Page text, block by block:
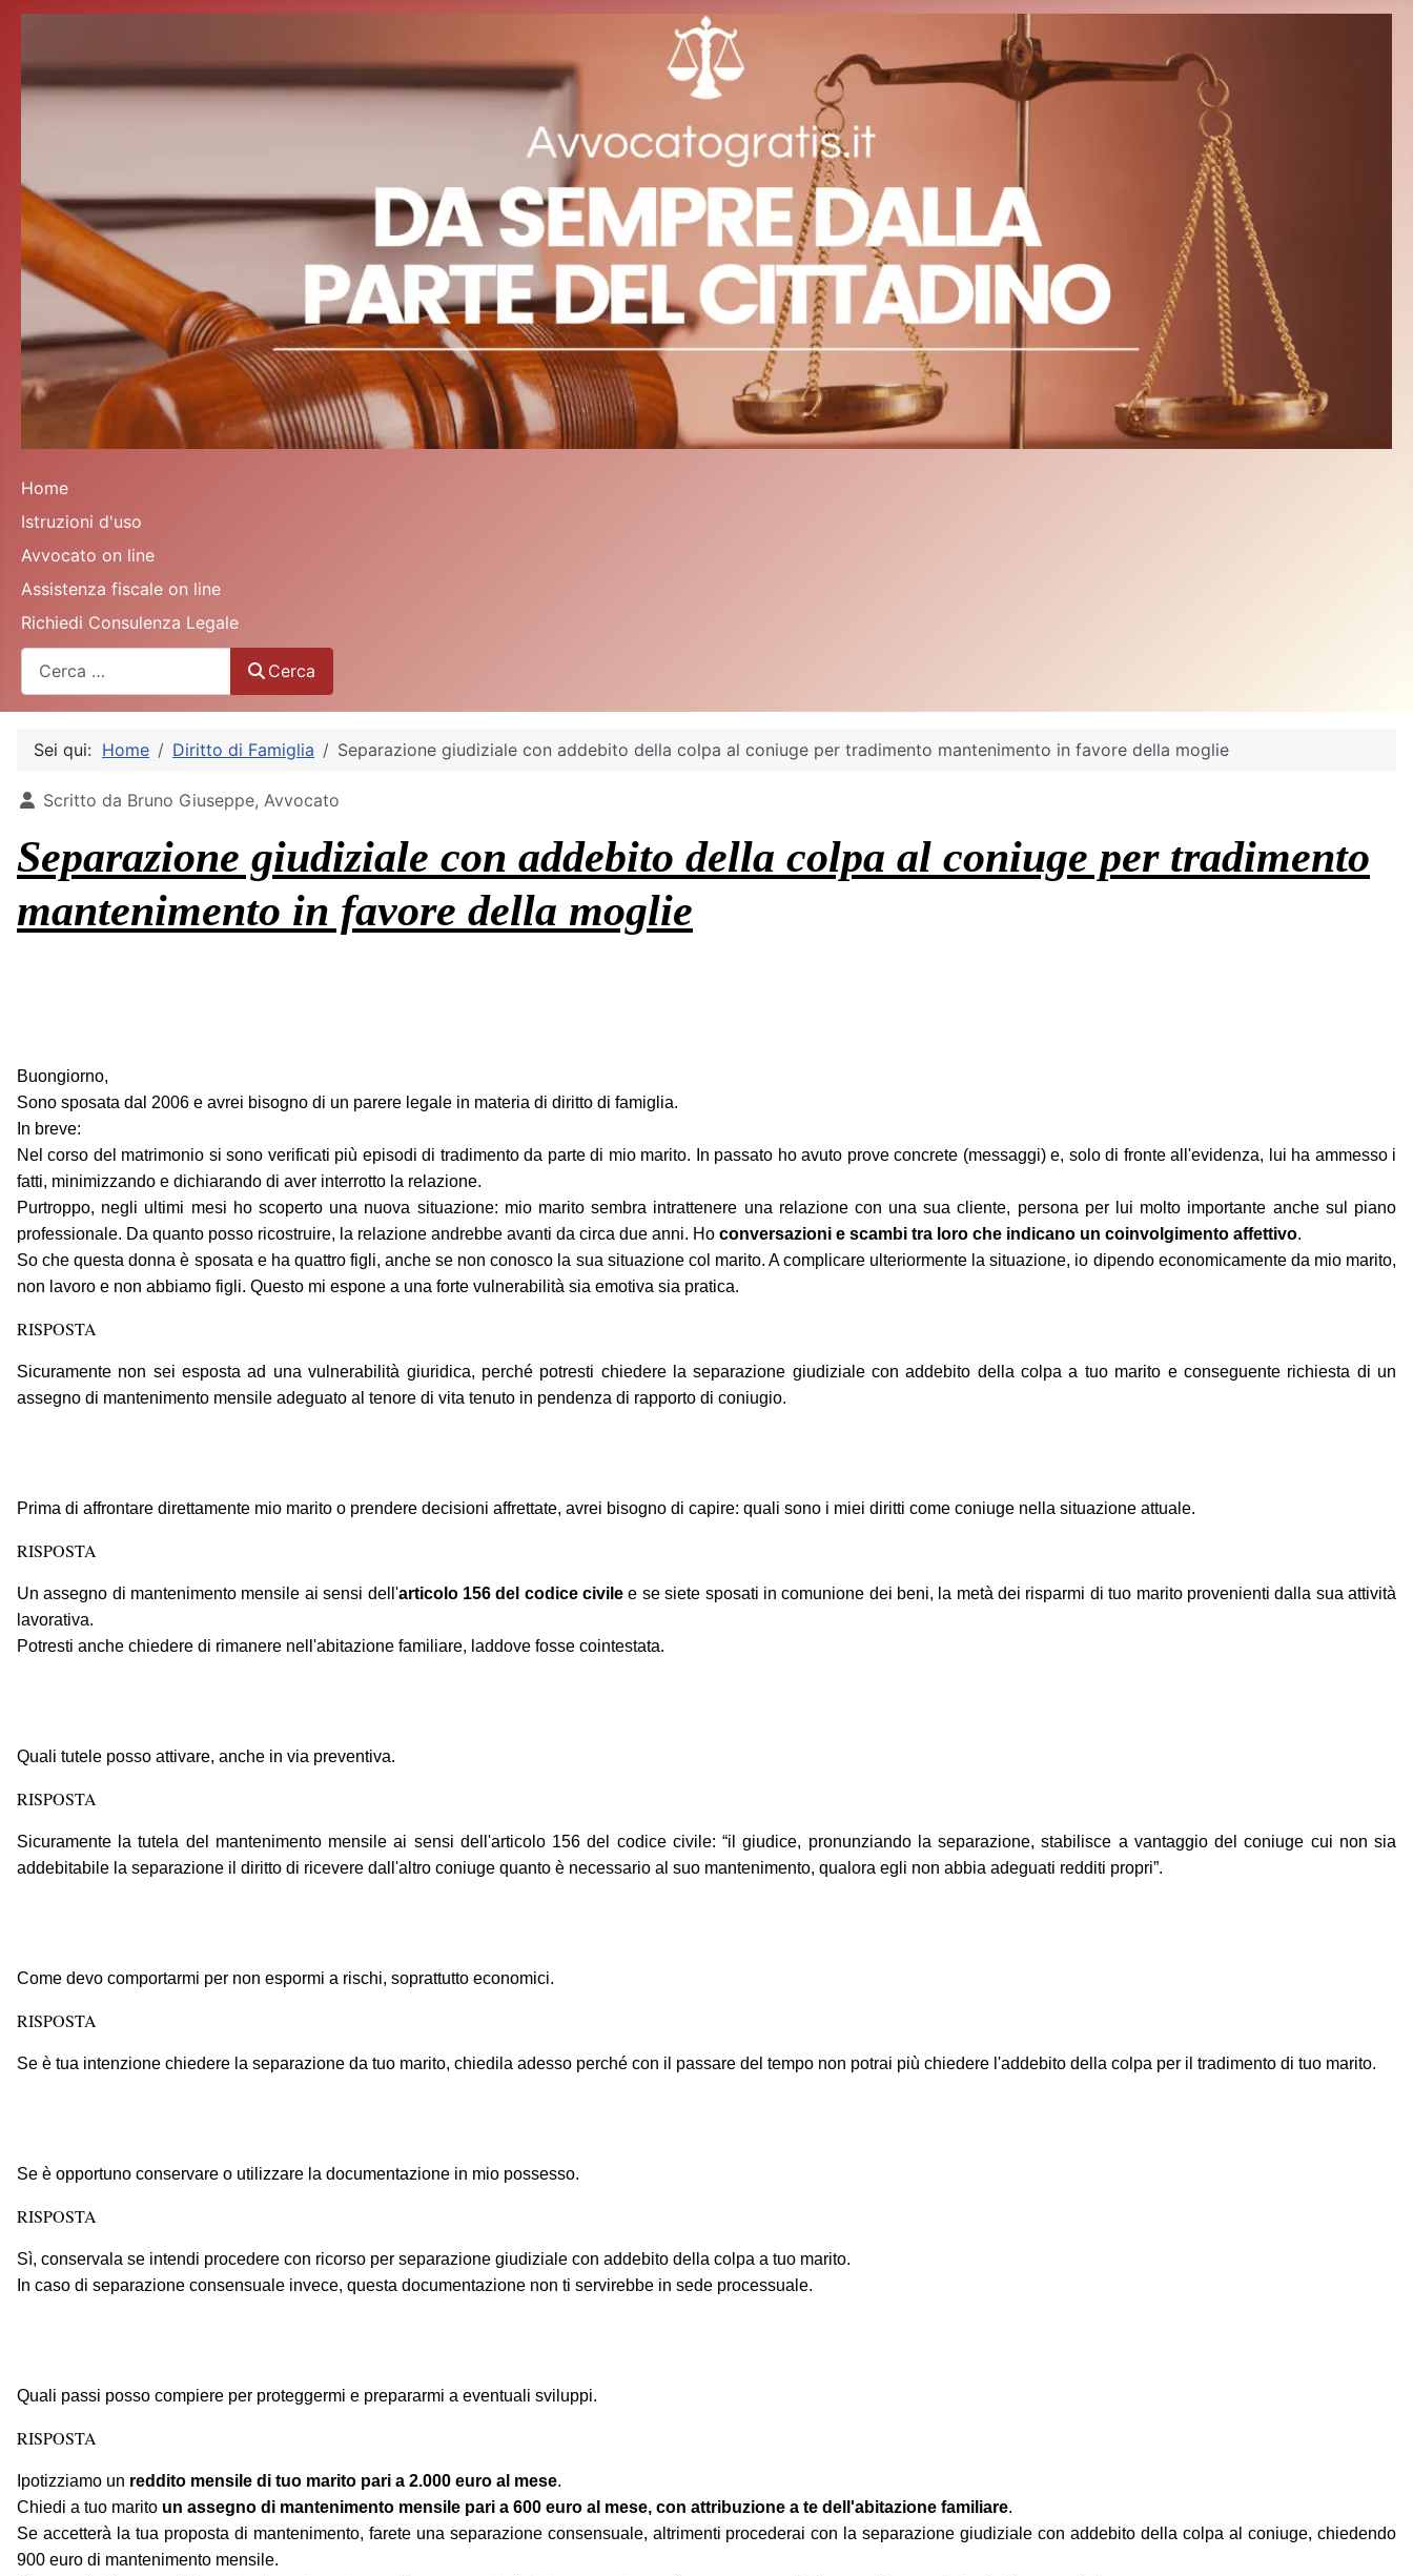
Home
Istruzioni d'uso
Avvocato on line
Assistenza fiscale on line
Richiedi Consulenza Legale
Cerca
Sei qui: Home Diritto di Famiglia Separazione giudiziale con addebito della colpa al coniuge per tradimento mantenimento in favore della moglie
Dettagli
Scritto da Bruno Giuseppe, Avvocato
Separazione giudiziale con addebito della colpa al coniuge per tradimento
mantenimento in favore della moglie
Buongiorno,
Sono sposata dal 2006 e avrei bisogno di un parere legale in materia di diritto di famiglia.
In breve:
Nel corso del matrimonio si sono verificati più episodi di tradimento da parte di mio marito. In passato ho avuto prove concrete (messaggi) e, solo di fronte all'evidenza, lui ha ammesso i
fatti, minimizzando e dichiarando di aver interrotto la relazione.
Purtroppo, negli ultimi mesi ho scoperto una nuova situazione: mio marito sembra intrattenere una relazione con una sua cliente, persona per lui molto importante anche sul piano
professionale. Da quanto posso ricostruire, la relazione andrebbe avanti da circa due anni. Ho conversazioni e scambi tra loro che indicano un coinvolgimento affettivo.
So che questa donna è sposata e ha quattro figli, anche se non conosco la sua situazione col marito. A complicare ulteriormente la situazione, io dipendo economicamente da mio marito,
non lavoro e non abbiamo figli. Questo mi espone a una forte vulnerabilità sia emotiva sia pratica.
RISPOSTA
Sicuramente non sei esposta ad una vulnerabilità giuridica, perché potresti chiedere la separazione giudiziale con addebito della colpa a tuo marito e conseguente richiesta di un
assegno di mantenimento mensile adeguato al tenore di vita tenuto in pendenza di rapporto di coniugio.
Prima di affrontare direttamente mio marito o prendere decisioni affrettate, avrei bisogno di capire: quali sono i miei diritti come coniuge nella situazione attuale.
RISPOSTA
Un assegno di mantenimento mensile ai sensi dell'articolo 156 del codice civile e se siete sposati in comunione dei beni, la metà dei risparmi di tuo marito provenienti dalla sua attività
lavorativa.
Potresti anche chiedere di rimanere nell'abitazione familiare, laddove fosse cointestata.
Quali tutele posso attivare, anche in via preventiva.
RISPOSTA
Sicuramente la tutela del mantenimento mensile ai sensi dell'articolo 156 del codice civile: “il giudice, pronunziando la separazione, stabilisce a vantaggio del coniuge cui non sia
addebitabile la separazione il diritto di ricevere dall'altro coniuge quanto è necessario al suo mantenimento, qualora egli non abbia adeguati redditi propri”.
Come devo comportarmi per non espormi a rischi, soprattutto economici.
RISPOSTA
Se è tua intenzione chiedere la separazione da tuo marito, chiedila adesso perché con il passare del tempo non potrai più chiedere l'addebito della colpa per il tradimento di tuo marito.
Se è opportuno conservare o utilizzare la documentazione in mio possesso.
RISPOSTA
Sì, conservala se intendi procedere con ricorso per separazione giudiziale con addebito della colpa a tuo marito.
In caso di separazione consensuale invece, questa documentazione non ti servirebbe in sede processuale.
Quali passi posso compiere per proteggermi e prepararmi a eventuali sviluppi.
RISPOSTA
Ipotizziamo un reddito mensile di tuo marito pari a 2.000 euro al mese.
Chiedi a tuo marito un assegno di mantenimento mensile pari a 600 euro al mese, con attribuzione a te dell'abitazione familiare.
Se accetterà la tua proposta di mantenimento, farete una separazione consensuale, altrimenti procederai con la separazione giudiziale con addebito della colpa al coniuge, chiedendo
900 euro di mantenimento mensile.